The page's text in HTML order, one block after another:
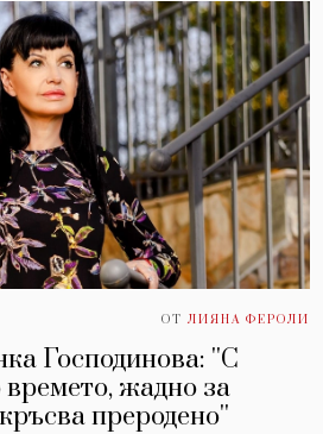
ОТ ЛИЯНА ФЕРОЛИ
Господинова: ''С
времето, жадно за
преродено''